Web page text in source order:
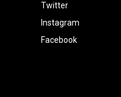
Twitter
Instagram
Facebook